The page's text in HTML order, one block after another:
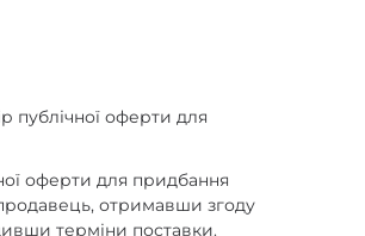
публічної оферти для
оферти для придбання
отримавши згоду
терміни поставки.